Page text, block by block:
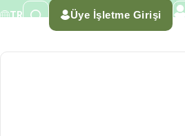
TR Üye İşletme Girişi